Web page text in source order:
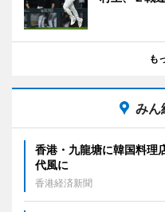
も
みん
香港・九龍塘に韓国料
代風に
香港経済新聞